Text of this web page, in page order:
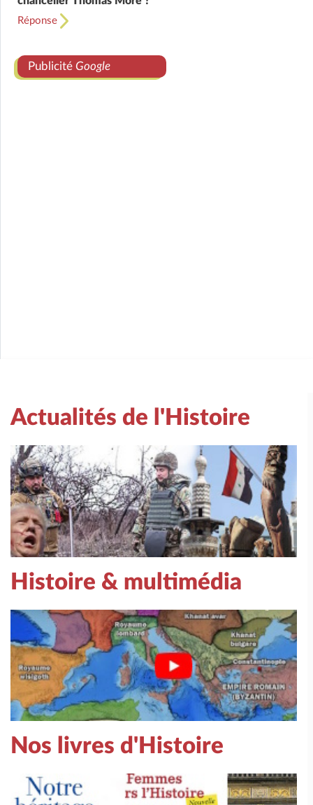
Réponse
Publicité Google
Actualités de l'Histoire
Histoire & multimédia
Nos livres d'Histoire